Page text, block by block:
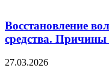
Восстановление
средства.
27.03.2026